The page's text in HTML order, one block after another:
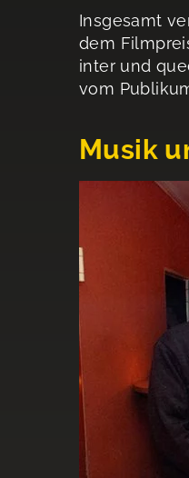
Insgesamt
dem
inter und
vom
Musik